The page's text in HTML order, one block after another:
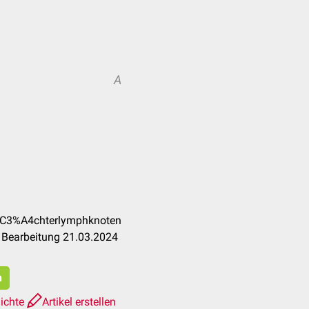
A
21.03.2024
Artikel erstellen